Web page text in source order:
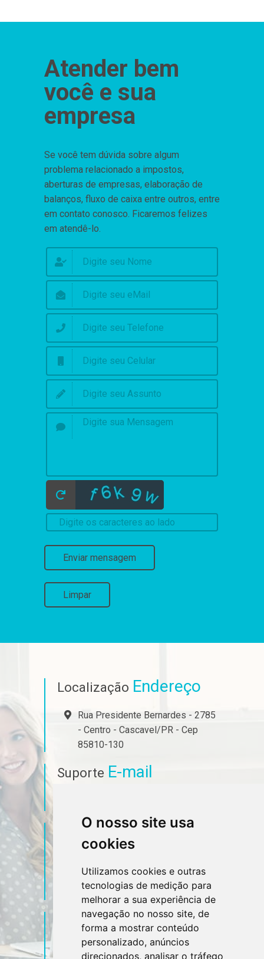
O nosso site usa
cookies
Utilizamos cookies e outras
tecnologias de medição para
melhorar a sua experiência de
navegação no nosso site, de
forma a mostrar conteúdo
personalizado, anúncios
direcionados, analisar o tráfego
Atender bem
você e sua
empresa
Se você tem dúvida sobre algum
problema relacionado a impostos,
aberturas de empresas, elaboração de
balanços, fluxo de caixa entre outros, entre
em contato conosco. Ficaremos felizes
em atendê-lo.
Enviar mensagem
Limpar
Localização Endereço
Rua Presidente Bernardes - 2785
- Centro - Cascavel/PR - Cep
85810-130
Suporte E-mail
ContatoTelefone
(45) 99927-3501
RedesSociais